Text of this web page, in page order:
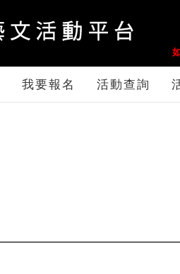
我要報名 活動查詢